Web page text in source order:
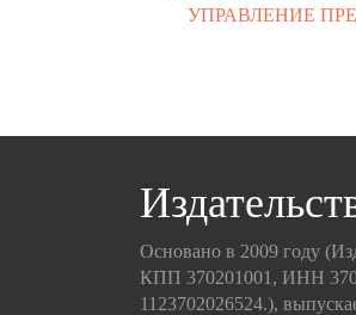
УПРАВЛЕНИЕ
Основано в 2009 году
КПП 370201001, ИНН
1123702026524.),